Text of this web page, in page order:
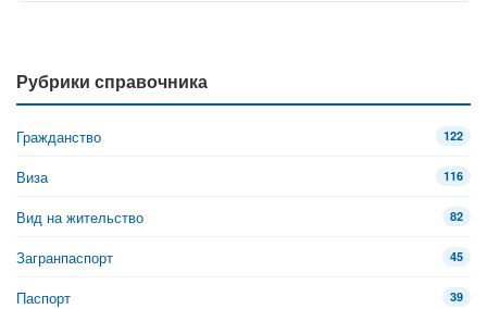
Рубрики справочника
Гражданство 122
Виза 116
Вид на жительство 82
Загранпаспорт 45
Паспорт 39